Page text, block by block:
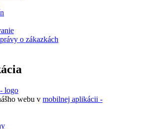
o zákazkách
webu v mobilnej aplikácii -